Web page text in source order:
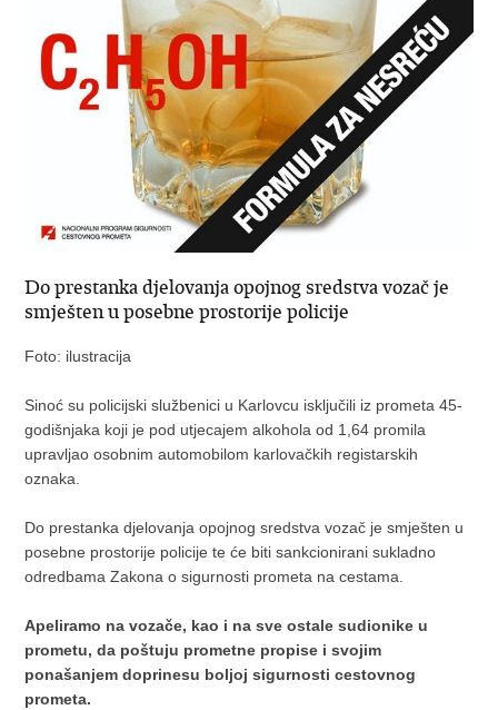
Do prestanka djelovanja opojnog sredstva vozač je
smješten u posebne prostorije policije
Foto: ilustracija
Sinoć su policijski službenici u Karlovcu isključili iz prometa 45-
godišnjaka koji je pod utjecajem alkohola od 1,64 promila
upravljao osobnim automobilom karlovačkih registarskih
oznaka.
Do prestanka djelovanja opojnog sredstva vozač je smješten u
posebne prostorije policije te će biti sankcionirani sukladno
odredbama Zakona o sigurnosti prometa na cestama.
Apeliramo na vozače, kao i na sve ostale sudionike u
prometu, da poštuju prometne propise i svojim
ponašanjem doprinesu boljoj sigurnosti cestovnog
prometa.